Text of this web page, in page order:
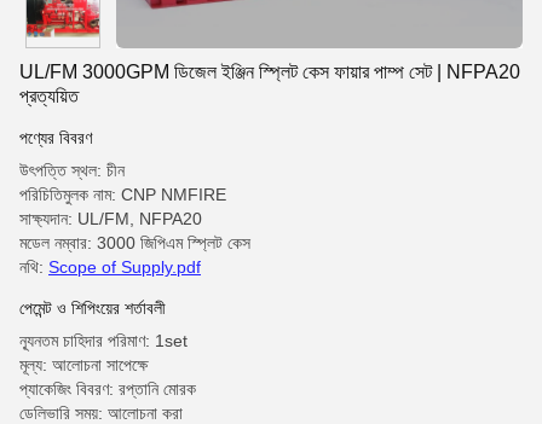
UL/FM 3000GPM ডিজেল ইঞ্জিন স্প্লিট কেস ফায়ার পাম্প সেট | NFPA20
প্রত্যয়িত
পণ্যের বিবরণ
উৎপত্তি স্থল: চীন
পরিচিতিমুলক নাম: CNP NMFIRE
সাক্ষ্যদান: UL/FM, NFPA20
মডেল নম্বার: 3000 জিপিএম স্প্লিট কেস
নথি: Scope of Supply.pdf
পেমেন্ট ও শিপিংয়ের শর্তাবলী
ন্যূনতম চাহিদার পরিমাণ: 1set
মূল্য: আলোচনা সাপেক্ষে
প্যাকেজিং বিবরণ: রপ্তানি মোরক
ডেলিভারি সময়: আলোচনা করা